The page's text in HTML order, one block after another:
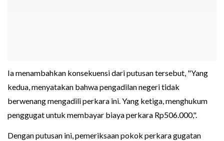
Ia menambahkan konsekuensi dari putusan tersebut, "Yang
kedua, menyatakan bahwa pengadilan negeri tidak
berwenang mengadili perkara ini. Yang ketiga, menghukum
penggugat untuk membayar biaya perkara Rp506.000,".
Dengan putusan ini, pemeriksaan pokok perkara gugatan